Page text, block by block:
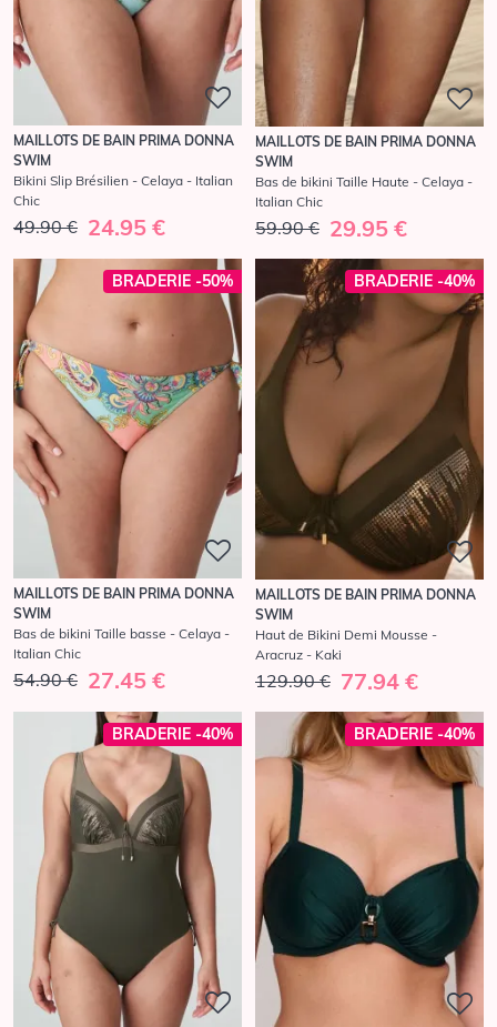
MAILLOTS DE BAIN PRIMA DONNA
SWIM
Bikini Slip Brésilien - Celaya - Italian
Chic
49.90 € 24.95 €
MAILLOTS DE BAIN PRIMA DONNA
SWIM
Bas de bikini Taille Haute - Celaya -
Italian Chic
59.90 € 29.95 €
BRADERIE -50%
MAILLOTS DE BAIN PRIMA DONNA
SWIM
Bas de bikini Taille basse - Celaya -
Italian Chic
54.90 € 27.45 €
BRADERIE -40%
MAILLOTS DE BAIN PRIMA DONNA
SWIM
Haut de Bikini Demi Mousse -
Aracruz - Kaki
129.90 € 77.94 €
BRADERIE -40% BRADERIE -40%